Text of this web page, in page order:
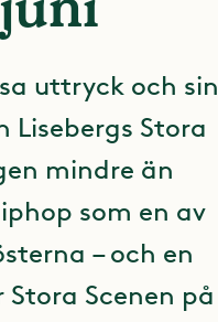
uttryck och sin
Stora
mindre än
som en av
– och en
Scenen på